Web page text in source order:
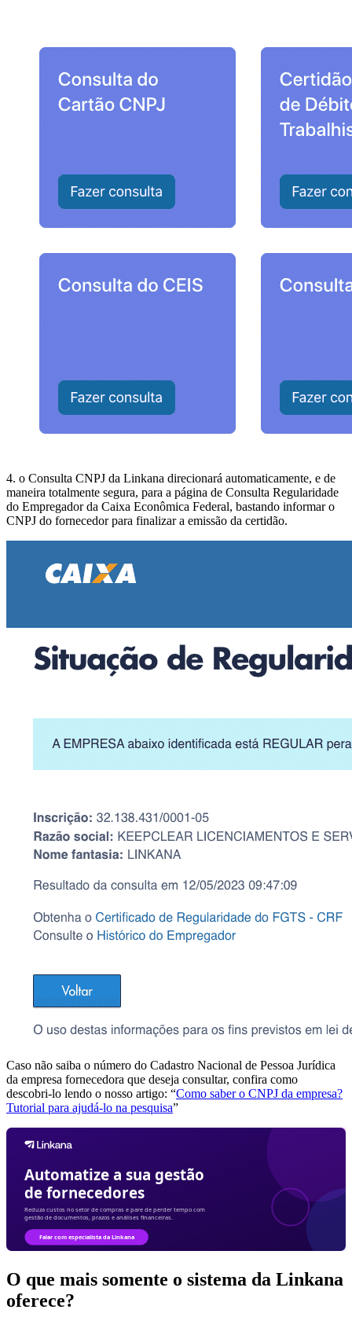
4. o Consulta CNPJ da Linkana direcionará automaticamente, e de
maneira totalmente segura, para a página de Consulta Regularidade
do Empregador da Caixa Econômica Federal, bastando informar o
CNPJ do fornecedor para finalizar a emissão da certidão.
Caso não saiba o número do Cadastro Nacional de Pessoa Jurídica
da empresa fornecedora que deseja consultar, confira como
descobri-lo lendo o nosso artigo: “Como saber o CNPJ da empresa?
Tutorial para ajudá-lo na pesquisa”
O que mais somente o sistema da Linkana
oferece?